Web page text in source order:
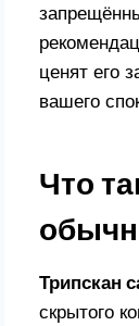
ценят его
вашего
Что
Трипскан
скрытого